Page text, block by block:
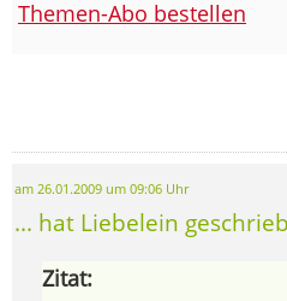
Themen-Abo bestellen
am 26.01.2009 um 09:06 Uhr
... hat Liebelein
Zitat: